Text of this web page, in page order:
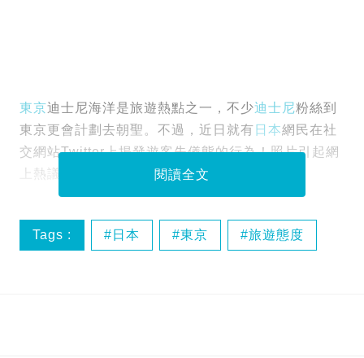
東京迪士尼海洋是旅遊熱點之一，不少迪士尼粉絲到
東京更會計劃去朝聖。不過，近日就有 日本網民在社
交網站Twitter上揭發遊客失儀態的行為！照片引起網
上熱議，認為此舉實在有失禮儀。
閱讀全文
Tags : 日本 東京 旅遊態度